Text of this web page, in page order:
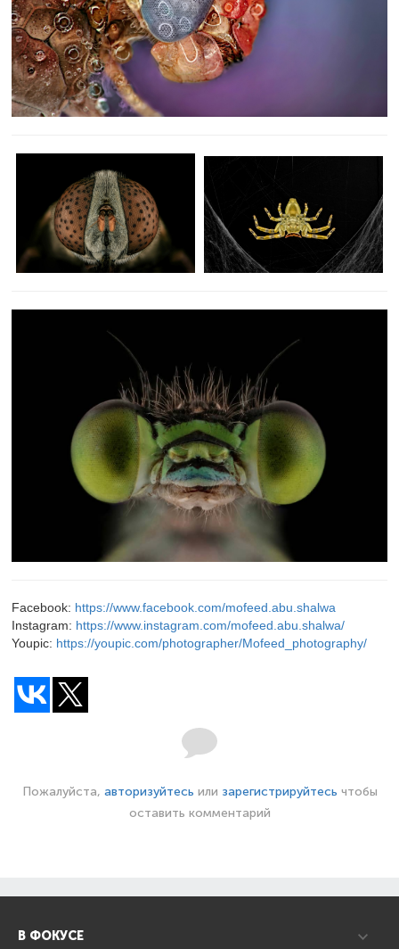
Facebook: https://www.facebook.com/mofeed.abu.shalwa
Instagram: https://www.instagram.com/mofeed.abu.shalwa/
Youpic: https://youpic.com/photographer/Mofeed_photography/
Пожалуйста, авторизуйтесь или зарегистрируйтесь чтобы
оставить комментарий
В ФОКУСЕ